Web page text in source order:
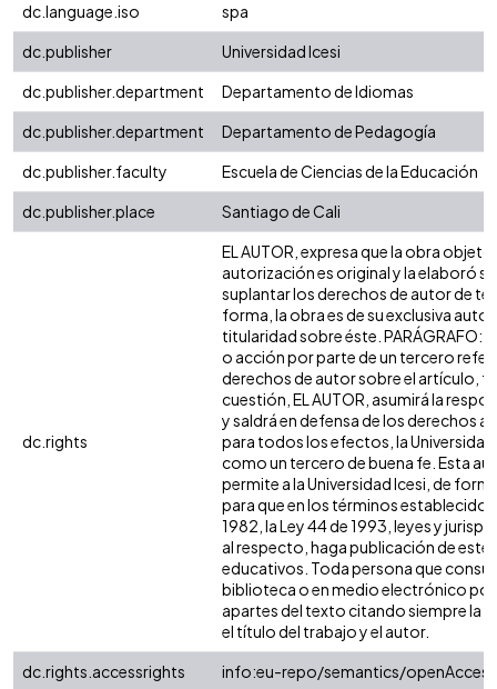
dc.language.iso
spa
dc.publisher
Universidad Icesi
dc.publisher.department
Departamento de Idiomas
dc.publisher.department
Departamento de Pedagogía
dc.publisher.faculty
Escuela de Ciencias de la Educación
dc.publisher.place
Santiago de Cali
dc.rights
EL AUTOR, expresa que la obra
autorización es original y la elaboró
suplantar los derechos de autor de
forma, la obra es de su exclusiva
titularidad sobre éste. PARÁGRAFO:
o acción por parte de un tercero
derechos de autor sobre el artículo,
cuestión, EL AUTOR, asumirá la
y saldrá en defensa de los derechos
para todos los efectos, la Universidad
como un tercero de buena fe. Esta
permite a la Universidad Icesi, de
para que en los términos establecidos
1982, la Ley 44 de 1993, leyes y
al respecto, haga publicación de este
educativos. Toda persona que
biblioteca o en medio electrónico
apartes del texto citando siempre la
el título del trabajo y el autor.
dc.rights.accessrights
info:eu-repo/semantics/openAccess